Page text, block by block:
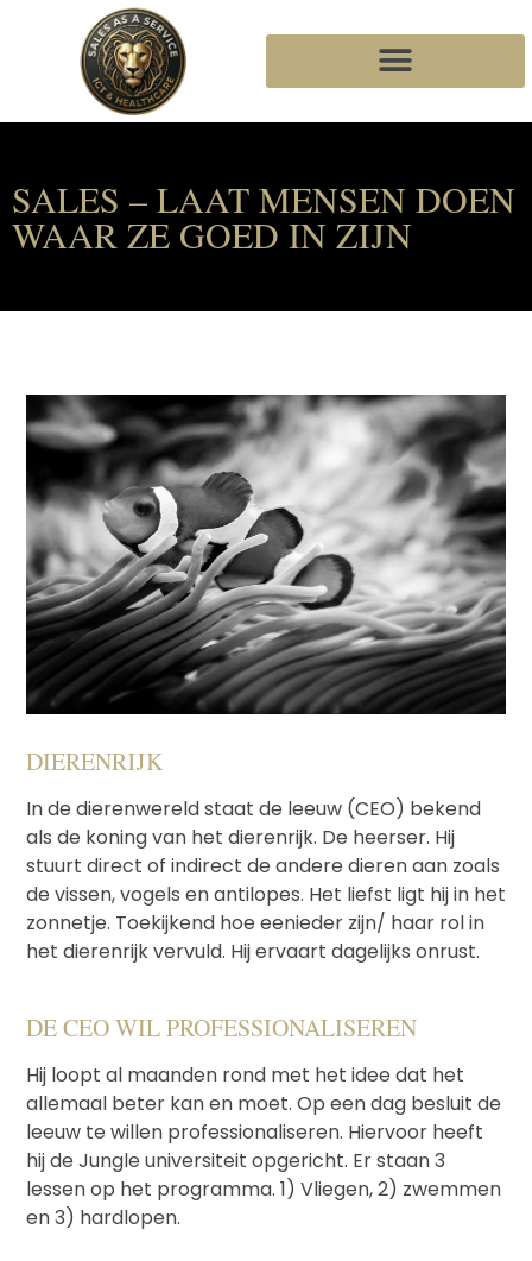
SALES – LAAT MENSEN DOEN
WAAR ZE GOED IN ZIJN
DIERENRIJK
In de dierenwereld staat de leeuw (CEO) bekend
als de koning van het dierenrijk. De heerser. Hij
stuurt direct of indirect de andere dieren aan zoals
de vissen, vogels en antilopes. Het liefst ligt hij in het
zonnetje. Toekijkend hoe eenieder zijn/ haar rol in
het dierenrijk vervuld. Hij ervaart dagelijks onrust.
DE CEO WIL PROFESSIONALISEREN
Hij loopt al maanden rond met het idee dat het
allemaal beter kan en moet. Op een dag besluit de
leeuw te willen professionaliseren. Hiervoor heeft
hij de Jungle universiteit opgericht. Er staan 3
lessen op het programma. 1) Vliegen, 2) zwemmen
en 3) hardlopen.